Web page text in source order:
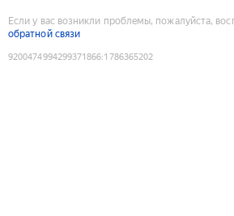
Если у вас возникли проблемы, пожалуйста,
обратной связи
9200474994299371866:1786365202